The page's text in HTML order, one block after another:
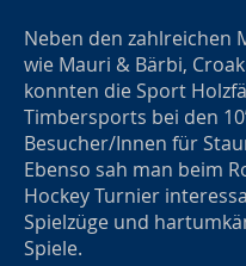
Neben den zahlreichen
wie Mauri & Bärbi,
konnten die Sport
Timbersports bei den
Besucher/Innen für
Ebenso sah man beim
Hockey Turnier
Spielzüge und
Spiele.